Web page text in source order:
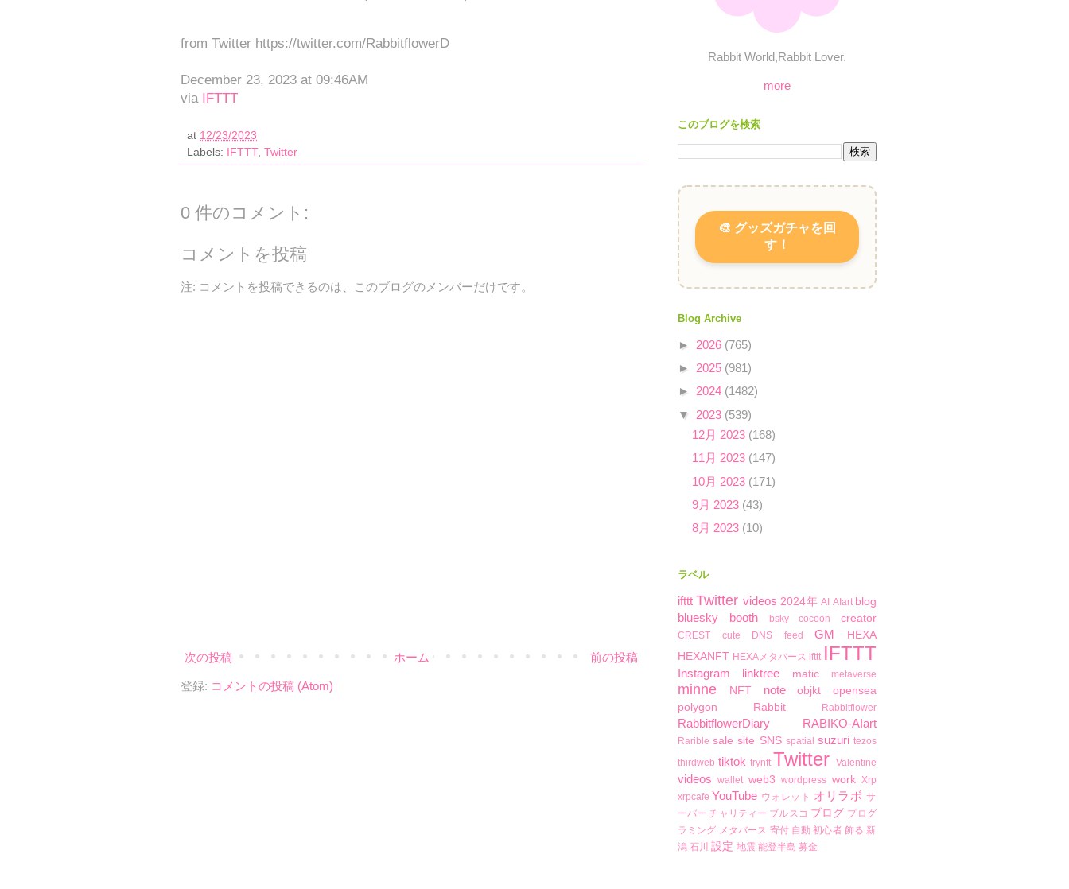
from Twitter https://twitter.com/RabbitflowerD
December 23, 2023 at 09:46AM
via IFTTT
at 12/23/2023
Labels:
IFTTT, Twitter
0 件のコメント:
コメントを投稿
注: コメントを投稿できるのは、このブログのメンバーだけです。
次の投稿 前の投稿
ホーム
登録: コメントの投稿 (Atom)
Rabbit World,Rabbit Lover.
more
このブログを検索
🎨 グッズガチャを回
す！
Blog Archive
► 2026 (765)
► 2025 (981)
► 2024 (1482)
▼ 2023 (539)
12月 2023 (168)
11月 2023 (147)
10月 2023 (171)
9月 2023 (43)
8月 2023 (10)
ラベル
ifttt Twitter videos 2024年 AI AIart blog
bluesky booth bsky cocoon creator
CREST cute DNS feed GM
HEXA
HEXANFT HEXAメタバース ifttt IFTTT
Instagram linktree matic metaverse
minne NFT note objkt
opensea
polygon
Rabbit Rabbitflower
RabbitflowerDiary RABIKO-AIart
Rarible sale site SNS spatial suzuri tezos
thirdweb tiktok trynft Twitter Valentine
videos wallet web3 wordpress work Xrp
xrpcafe YouTube ウォレット オリラボ サ
ーバー チャリティー ブルスコ ブログ プログ
ラミング メタバース 寄付 自動 初心者 飾る 新
潟 石川 設定 地震 能登半島 募金